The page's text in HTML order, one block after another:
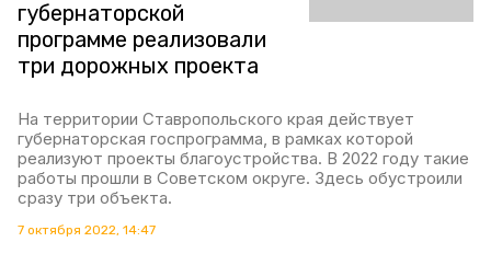
губернаторской
программе реализовали
три дорожных проекта
На территории Ставропольского края действует
губернаторская госпрограмма, в рамках которой
реализуют проекты благоустройства. В 2022 году такие
работы прошли в Советском округе. Здесь обустроили
сразу три объекта.
7 октября 2022, 14:47